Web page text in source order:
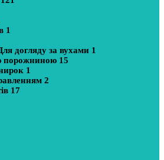
1
догляду за вухами 1
порожниною 15
1
2
17